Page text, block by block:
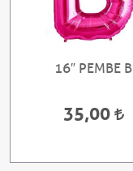
16″ PEMBE B
35,00